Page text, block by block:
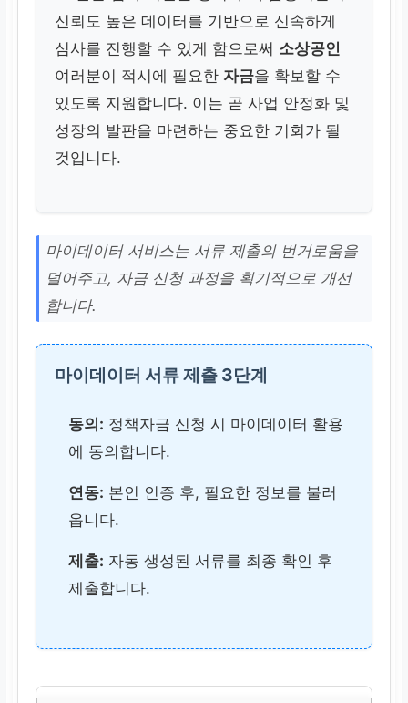
신뢰도 높은 데이터를 기반으로 신속하게
심사를 진행할 수 있게 함으로써 소상공인
여러분이 적시에 필요한 자금을 확보할 수
있도록 지원합니다. 이는 곧 사업 안정화 및
성장의 발판을 마련하는 중요한 기회가 될
것입니다.
마이데이터 서비스는 서류 제출의 번거로움을
덜어주고, 자금 신청 과정을 획기적으로 개선
합니다.
마이데이터 서류 제출 3단계
동의: 정책자금 신청 시 마이데이터 활용
에 동의합니다.
연동: 본인 인증 후, 필요한 정보를 불러
옵니다.
제출: 자동 생성된 서류를 최종 확인 후
제출합니다.